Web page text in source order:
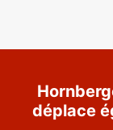
déplace